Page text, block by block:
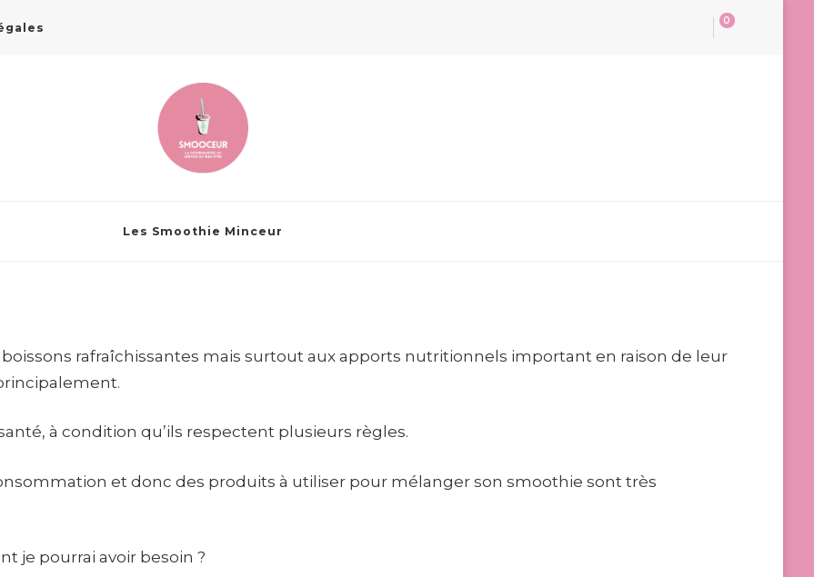
0
Les Smoothie Minceur
rafraîchissantes mais surtout aux apports nutritionnels important en raison de leur
à condition qu’ils respectent plusieurs règles.
et donc des produits à utiliser pour mélanger son smoothie sont très
je pourrai avoir besoin ?